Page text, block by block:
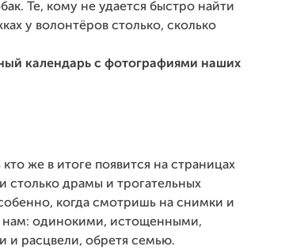
Те, кому не удается быстро найти
у волонтёров столько, сколько
календарь с фотографиями наших
же в итоге появится на страницах
столько драмы и трогательных
когда смотришь на снимки и
нам: одинокими, истощенными,
расцвели, обретя семью.